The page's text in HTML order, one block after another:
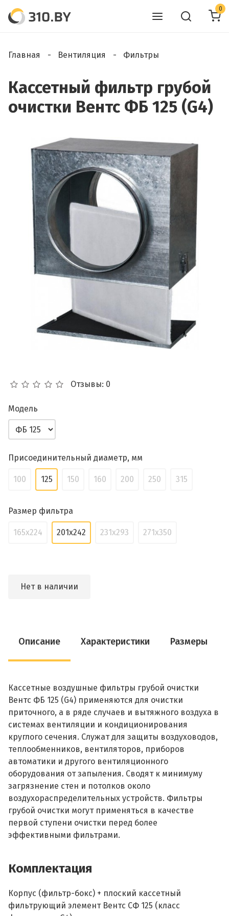
0
Главная Вентиляция Фильтры
Кассетный фильтр грубой
очистки Вентс ФБ 125 (G4)
Отзывы: 0
Модель
Присоединительный диаметр, мм
100 125 150 160 200 250 315
Размер фильтра
165х224 201х242 231х293 271х350
Нет в наличии
Описание Характеристики Размеры
Кассетные воздушные фильтры грубой очистки
Вентс ФБ 125 (G4) применяются для очистки
приточного, а в ряде случаев и вытяжного воздуха в
системах вентиляции и кондиционирования
круглого сечения. Служат для защиты воздуховодов,
теплообменников, вентиляторов, приборов
автоматики и другого вентиляционного
оборудования от запыления. Сводят к минимуму
загрязнение стен и потолков около
воздухораспределительных устройств. Фильтры
грубой очистки могут применяться в качестве
первой ступени очистки перед более
эффективными фильтрами.
Комплектация
Корпус (фильтр-бокс) + плоский кассетный
фильтрующий элемент Вентс СФ 125 (класс